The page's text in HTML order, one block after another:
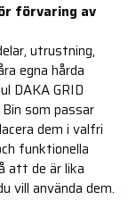
förvaring av
utrustning,
egna hårda
DAKA GRID
som passar
dem i valfri
funktionella
att de är lika
vill använda dem.